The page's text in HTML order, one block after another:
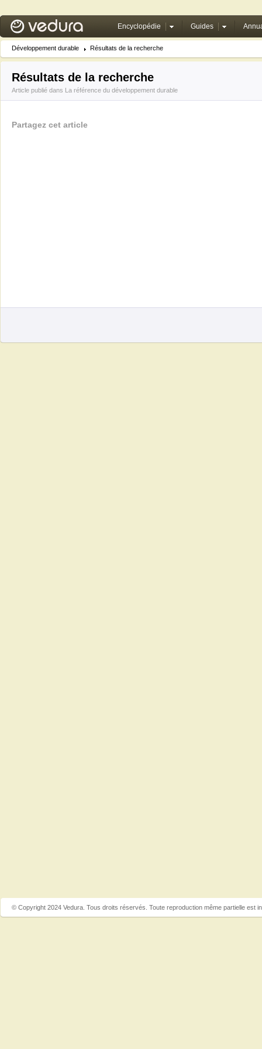
Encyclopédie Guides
Développement durable Résultats de la recherche
Résultats de la recherche
Article publié dans La référence du développement durable
Partagez cet article
© Copyright 2024 Vedura. Tous droits réservés. Toute reproduction même partielle est